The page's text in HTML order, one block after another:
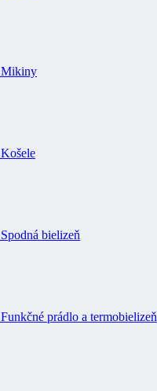
Mikiny
Košele
Spodná bielizeň
Funkčné prádlo a termobielizeň